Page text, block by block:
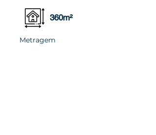
360m²
Metragem